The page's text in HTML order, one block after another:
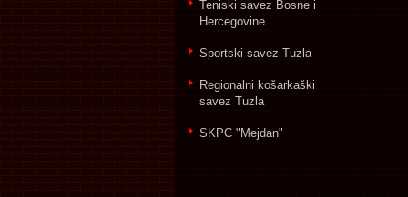
Teniski savez Bosne i
Hercegovine
Sportski savez Tuzla
Regionalni košarkaški
savez Tuzla
SKPC "Mejdan"